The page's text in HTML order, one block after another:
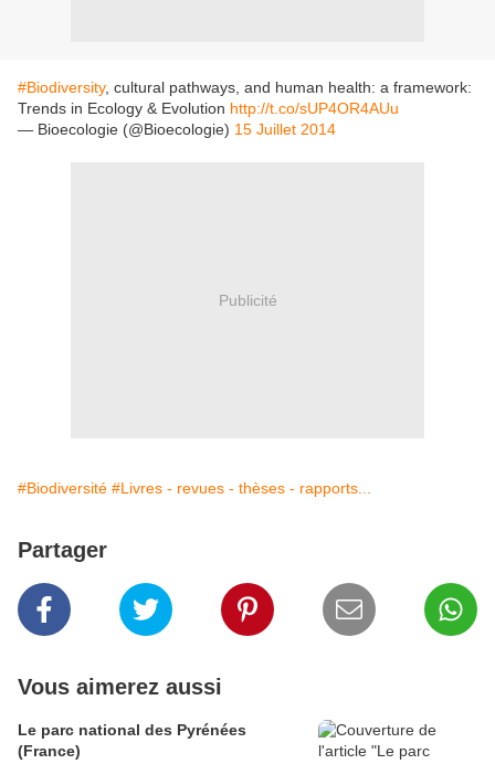
#Biodiversity, cultural pathways, and human health: a framework:
Trends in Ecology & Evolution http://t.co/sUP4OR4AUu
— Bioecologie (@Bioecologie) 15 Juillet 2014
Publicité
#Biodiversité #Livres - revues - thèses - rapports...
Partager
Vous aimerez aussi
Le parc national des Pyrénées
(France)